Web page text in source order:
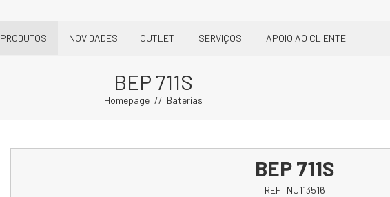
PRODUTOS NOVIDADES OUTLET SERVIÇOS APOIO AO CLIENTE
BEP 711S
Homepage Baterias
BEP 711S
REF: NU113516